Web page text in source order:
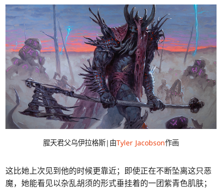
腥天君父乌伊拉格斯|由Tyler Jacobson作画
这比她上次见到他的时候更靠近；即使正在不断坠离这只恶
魔，她能看见以杂乱胡须的形式垂挂着的一团紫青色肌肤；